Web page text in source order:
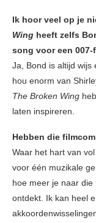
Ik hoor veel op je
Wing heeft zelfs
song voor een
Ja, Bond is altijd
hou enorm van
The Broken Wing
laten inspireren.
Hebben die
Waar het hart van
voor één muzikale
hoe meer je naar
ontdekt. Ik kan heel